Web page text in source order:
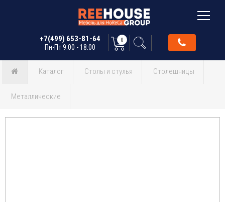
+7(499) 653-81-64
Пн-Пт 9:00 - 18:00
0
Каталог Столы и стулья Столешницы
Металлические